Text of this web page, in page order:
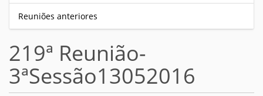
Reuniões anteriores
219ª Reunião-
3ªSessão13052016